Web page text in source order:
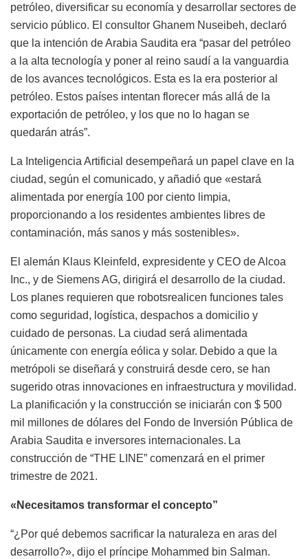
petróleo, diversificar su economía y desarrollar sectores de
servicio público. El consultor Ghanem Nuseibeh, declaró
que la intención de Arabia Saudita era “pasar del petróleo
a la alta tecnología y poner al reino saudí a la vanguardia
de los avances tecnológicos. Esta es la era posterior al
petróleo. Estos países intentan florecer más allá de la
exportación de petróleo, y los que no lo hagan se
quedarán atrás”.
La Inteligencia Artificial desempeñará un papel clave en la
ciudad, según el comunicado, y añadió que «estará
alimentada por energía 100 por ciento limpia,
proporcionando a los residentes ambientes libres de
contaminación, más sanos y más sostenibles».
El alemán Klaus Kleinfeld, expresidente y CEO de Alcoa
Inc., y de Siemens AG, dirigirá el desarrollo de la ciudad.
Los planes requieren que robotsrealicen funciones tales
como seguridad, logística, despachos a domicilio y
cuidado de personas. La ciudad será alimentada
únicamente con energía eólica y solar. Debido a que la
metrópoli se diseñará y construirá desde cero, se han
sugerido otras innovaciones en infraestructura y movilidad.
La planificación y la construcción se iniciarán con $ 500
mil millones de dólares del Fondo de Inversión Pública de
Arabia Saudita e inversores internacionales. La
construcción de “THE LINE” comenzará en el primer
trimestre de 2021.
«Necesitamos transformar el concepto”
“¿Por qué debemos sacrificar la naturaleza en aras del
desarrollo?», dijo el príncipe Mohammed bin Salman.